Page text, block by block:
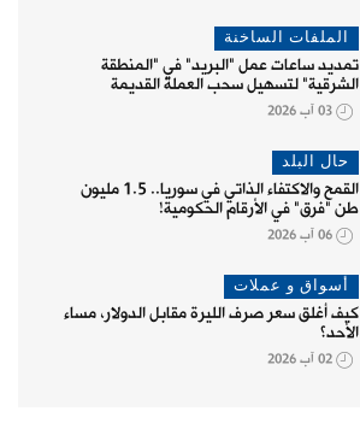
الملفات الساخنة
تمديد ساعات عمل "البريد" في "المنطقة
الشرقية" لتسهيل سحب العملة القديمة
03 آب 2026
حال البلد
القمح والاكتفاء الذاتي في سوريا.. 1.5 مليون
طن "فرق" في الأرقام الحكومية!
06 آب 2026
أسواق و عملات
كيف أغلق سعر صرف الليرة مقابل الدولار، مساء
الأحد؟
02 آب 2026